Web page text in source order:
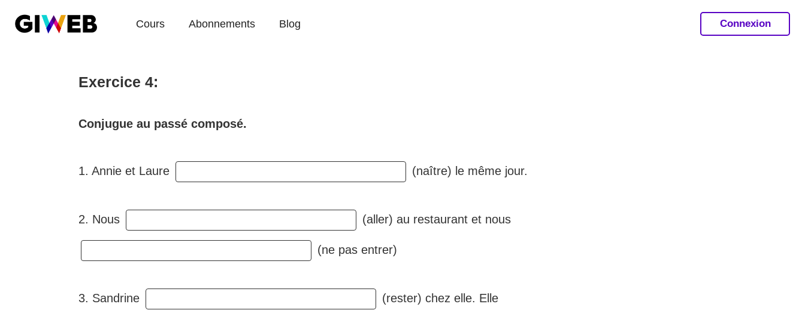
Cours Abonnements Blog Connexion
Exercice 4:
Conjugue au passé composé.
1. Annie et Laure (naître) le même jour.
2. Nous (aller) au restaurant et nous
(ne pas entrer)
3. Sandrine (rester) chez elle. Elle